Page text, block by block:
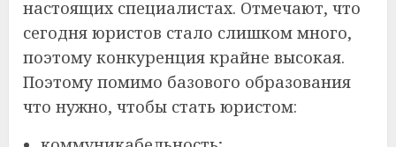
настоящих специалистах. Отмечают, что
сегодня юристов стало слишком много,
поэтому конкуренция крайне высокая.
Поэтому помимо базового образования
что нужно, чтобы стать юристом: